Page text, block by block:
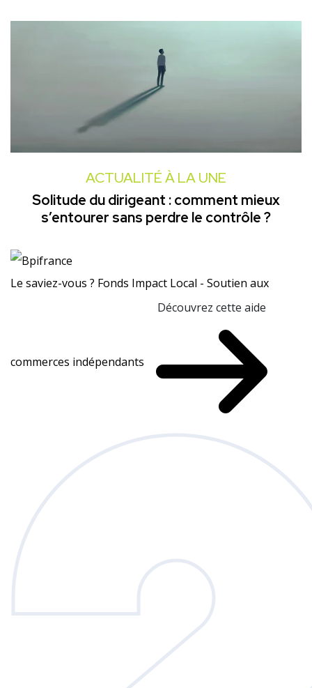
ACTUALITÉ À LA UNE
Solitude du dirigeant : comment mieux
s’entourer sans perdre le contrôle ?
Le saviez-vous ? Fonds Impact Local - Soutien aux
commerces indépendants
Découvrez cette aide